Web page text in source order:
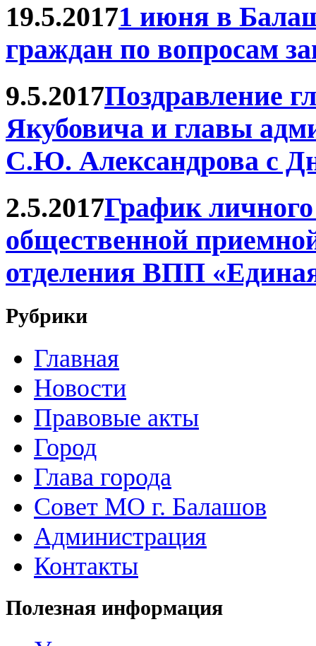
19.5.20171 июня в
граждан по вопросам
9.5.2017Поздравление
Якубовича и главы
С.Ю. Александрова с
2.5.2017График
общественной
отделения ВПП
Рубрики
Главная
Новости
Правовые акты
Город
Глава города
Совет МО г. Балашов
Администрация
Контакты
Полезная информация